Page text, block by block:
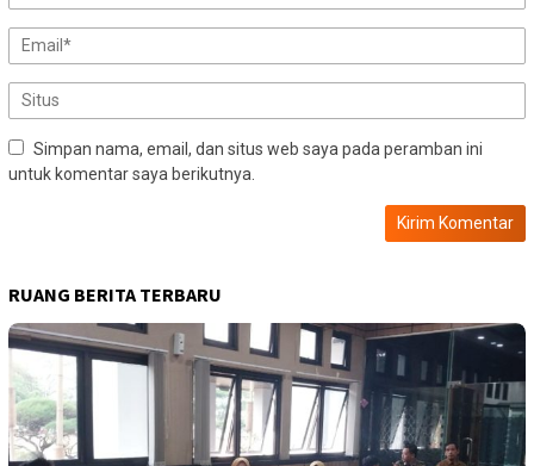
Simpan nama, email, dan situs web saya pada peramban ini
untuk komentar saya berikutnya.
RUANG BERITA TERBARU